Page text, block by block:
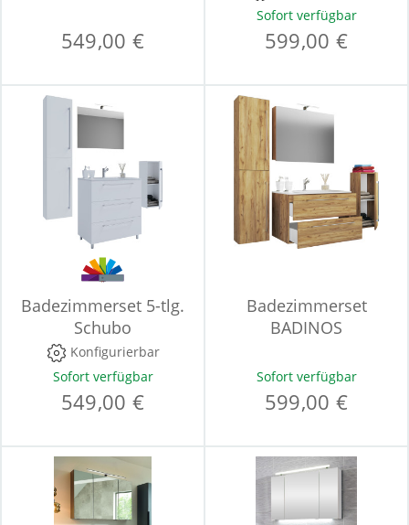
549,00 €
Sofort verfügbar
599,00 €
Badezimmerset 5-tlg.
Schubo
Konfigurierbar
Sofort verfügbar
549,00 €
Badezimmerset
BADINOS
Sofort verfügbar
599,00 €